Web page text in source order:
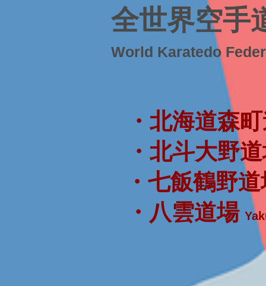
全世界空手
World Karatedo
・北海道森
・北斗大野
・七飯鶴野
・八雲道場